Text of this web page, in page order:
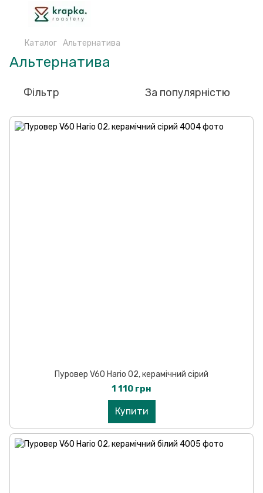
Каталог Альтернатива
Альтернатива
Фільтр За популярністю
Пуровер V60 Hario 02, керамічний сірий
1 110 грн
Купити